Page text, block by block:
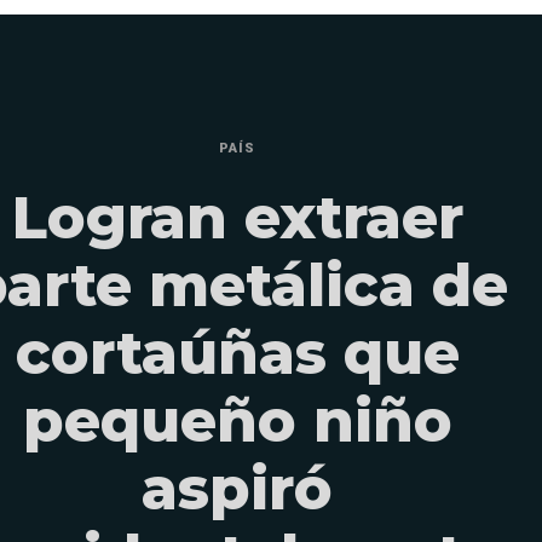
PAÍS
Logran extraer
metálica de
cortaúñas que
pequeño niño
aspiró